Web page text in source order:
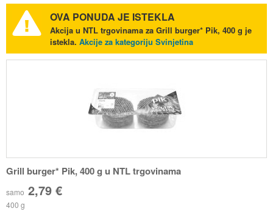
OVA PONUDA JE ISTEKLA
Akcija u NTL trgovinama za Grill burger* Pik, 400 g je
istekla. Akcije za kategoriju Svinjetina
Grill burger* Pik, 400 g u NTL trgovinama
samo 2,79 €
400 g